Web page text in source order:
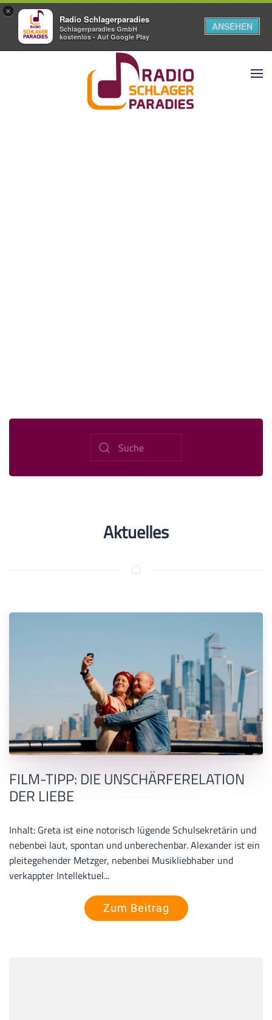
×
Radio Schlagerparadies
Schlagerparadies GmbH
kostenlos - Auf Google Play
ANSEHEN
Aktuelles
FILM-TIPP: DIE UNSCHÄRFERELATION
DER LIEBE
Inhalt: Greta ist eine notorisch lügende Schulsekretärin und
nebenbei laut, spontan und unberechenbar. Alexander ist ein
pleitegehender Metzger, nebenbei Musikliebhaber und
verkappter Intellektuel...
Zum Beitrag